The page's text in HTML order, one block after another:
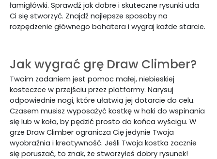
łamigłówki. Sprawdź jak dobre i skuteczne rysunki uda
Ci się stworzyć. Znajdź najlepsze sposoby na
rozpędzenie głównego bohatera i wygraj każde starcie.
Jak wygrać grę Draw Climber?
Twoim zadaniem jest pomoc małej, niebieskiej
kosteczce w przejściu przez platformy. Narysuj
odpowiednie nogi, które ułatwią jej dotarcie do celu.
Czasem musisz wyposażyć kostkę w haki do wspinania
się lub w koła, by pędzić prosto do końca wyścigu. W
grze Draw Climber ogranicza Cię jedynie Twoja
wyobraźnia i kreatywność. Jeśli Twoja kostka zacznie
się poruszać, to znak, że stworzyłeś dobry rysunek!